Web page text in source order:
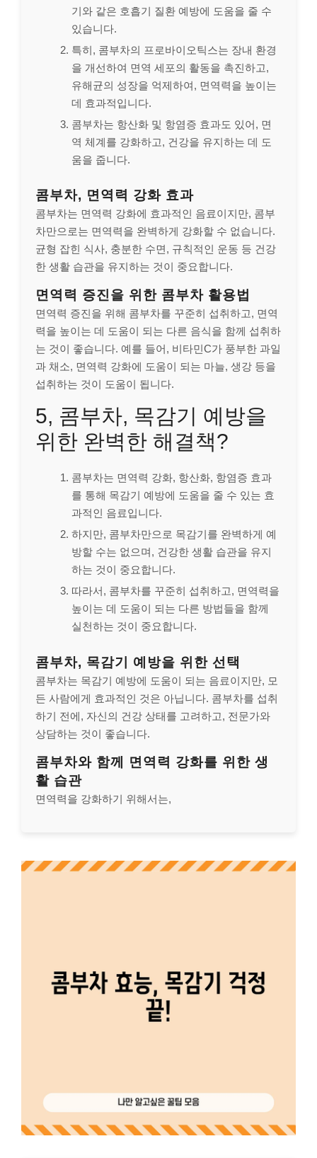
기와 같은 호흡기 질환 예방에 도움을 줄 수
있습니다.
특히, 콤부차의 프로바이오틱스는 장내 환경
을 개선하여 면역 세포의 활동을 촉진하고,
유해균의 성장을 억제하여, 면역력을 높이는
데 효과적입니다.
콤부차는 항산화 및 항염증 효과도 있어, 면
역 체계를 강화하고, 건강을 유지하는 데 도
움을 줍니다.
콤부차, 면역력 강화 효과
콤부차는 면역력 강화에 효과적인 음료이지만, 콤부
차만으로는 면역력을 완벽하게 강화할 수 없습니다.
균형 잡힌 식사, 충분한 수면, 규칙적인 운동 등 건강
한 생활 습관을 유지하는 것이 중요합니다.
면역력 증진을 위한 콤부차 활용법
면역력 증진을 위해 콤부차를 꾸준히 섭취하고, 면역
력을 높이는 데 도움이 되는 다른 음식을 함께 섭취하
는 것이 좋습니다. 예를 들어, 비타민C가 풍부한 과일
과 채소, 면역력 강화에 도움이 되는 마늘, 생강 등을
섭취하는 것이 도움이 됩니다.
5, 콤부차, 목감기 예방을
위한 완벽한 해결책?
콤부차는 면역력 강화, 항산화, 항염증 효과
를 통해 목감기 예방에 도움을 줄 수 있는 효
과적인 음료입니다.
하지만, 콤부차만으로 목감기를 완벽하게 예
방할 수는 없으며, 건강한 생활 습관을 유지
하는 것이 중요합니다.
따라서, 콤부차를 꾸준히 섭취하고, 면역력을
높이는 데 도움이 되는 다른 방법들을 함께
실천하는 것이 중요합니다.
콤부차, 목감기 예방을 위한 선택
콤부차는 목감기 예방에 도움이 되는 음료이지만, 모
든 사람에게 효과적인 것은 아닙니다. 콤부차를 섭취
하기 전에, 자신의 건강 상태를 고려하고, 전문가와
상담하는 것이 좋습니다.
콤부차와 함께 면역력 강화를 위한 생
활 습관
면역력을 강화하기 위해서는,